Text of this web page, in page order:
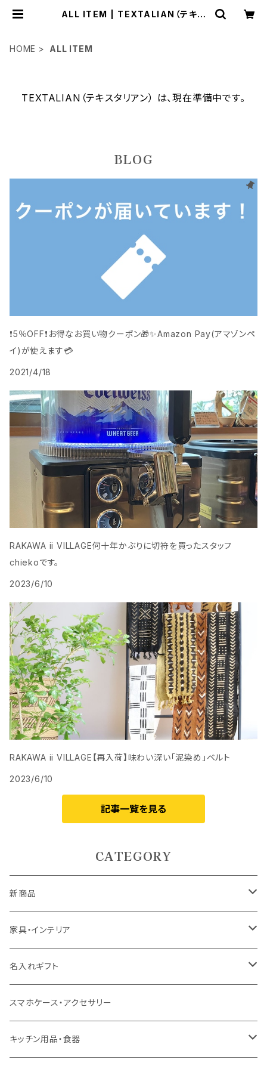
ALL ITEM | TEXTALIAN（テキス
HOME ALL ITEM
TEXTALIAN（テキスタリアン） は、現在準備中です。
BLOG
❗️5％OFF❗️お得なお買い物クーポン🎁️✨Amazon Pay(アマゾンペ
イ)が使えます💳
2021/4/18
RAKAWA ii VILLAGE何十年かぶりに切符を買ったスタッフ
chiekoです。
2023/6/10
RAKAWA ii VILLAGE【再入荷】味わい深い「泥染め」ベルト
2023/6/10
記事一覧を見る
CATEGORY
新商品
5月9日UP
5月7日UP
4月10日UP
4月7日UP
家具・インテリア
カーテン
ドレープカーテン
レースカーテン
ラグ・マット
ラグ
テーブル
名入れギフト
食器
ドリンクウェア
インテリア用品
スマホケース・アクセサリー
キッチン用品・食器